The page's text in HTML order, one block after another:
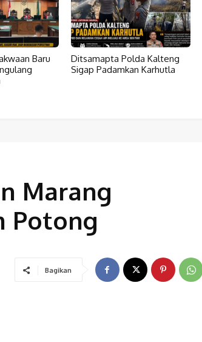
Baru
Ditsamapta Polda Kalteng
Sigap Padamkan Karhutla
Marang
Potong
Bagikan